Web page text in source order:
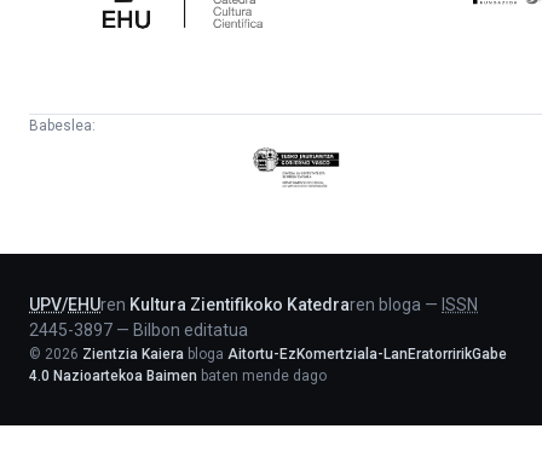
Babeslea:
Eusko
Jaurlaritza
UPV/EHUren Kultura Zientifikoko Katedraren bloga — ISSN
2445-3897 — Bilbon editatua
© 2026 Zientzia Kaiera bloga Aitortu-EzKomertziala-LanEratorririkGabe
4.0 Nazioartekoa Baimen baten mende dago